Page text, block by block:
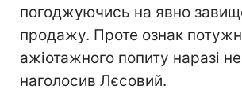
погоджуючись на явно
продажу. Проте ознак
ажіотажного попиту наразі
наголосив Лєсовий.